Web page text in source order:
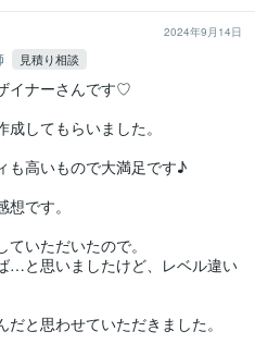
2024年9月14日
見積り相談
イナーさんです♡
してもらいました。
も高いもので大満足です♪
です。
いただいたので。
…と思いましたけど、レベル違い
と思わせていただきました。